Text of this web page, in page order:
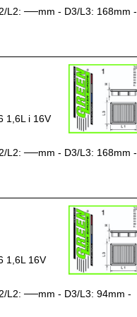
L2: ──mm - D3/L3: 168mm -
1,6L i 16V
L2: ──mm - D3/L3: 168mm -
1,6L 16V
L2: ──mm - D3/L3: 94mm -